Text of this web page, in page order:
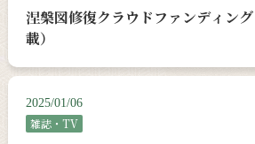
涅槃図修復クラウドファンディン
載）
2025/01/06
雑誌・TV